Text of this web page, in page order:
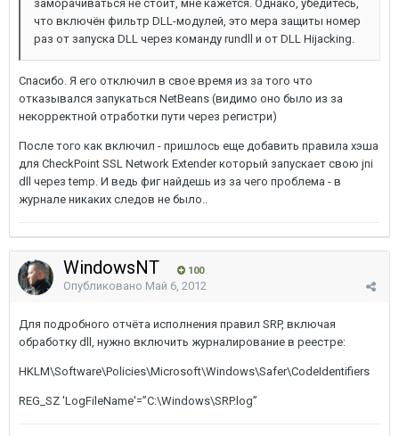
заморачиваться не стоит, мне кажется. Однако, убедитесь,
что включён фильтр DLL-модулей, это мера защиты номер
раз от запуска DLL через команду rundll и от DLL Hijacking.
Спасибо. Я его отключил в свое время из за того что
отказывался запукаться NetBeans (видимо оно было из за
некорректной отработки пути через регистри)
После того как включил - пришлось еще добавить правила хэша
для CheckPoint SSL Network Extender который запускает свою jni
dll через temp. И ведь фиг найдешь из за чего проблема - в
журнале никаких следов не было..
WindowsNT 100
Опубликовано Май 6, 2012
Для подробного отчёта исполнения правил SRP, включая
обработку dll, нужно включить журналирование в реестре:
HKLM\Software\Policies\Microsoft\Windows\Safer\CodeIdentifiers
REG_SZ 'LogFileName'=”C:\Windows\SRP.log”